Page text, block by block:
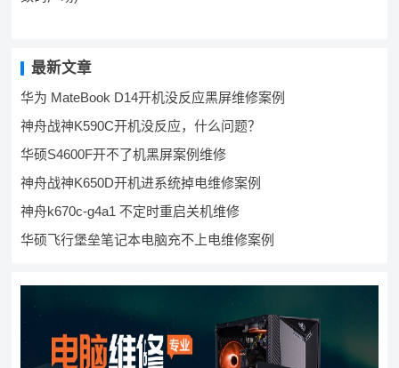
最新文章
华为 MateBook D14开机没反应黑屏维修案例
神舟战神K590C开机没反应，什么问题？
华硕S4600F开不了机黑屏案例维修
神舟战神K650D开机进系统掉电维修案例
神舟k670c-g4a1 不定时重启关机维修
华硕飞行堡垒笔记本电脑充不上电维修案例